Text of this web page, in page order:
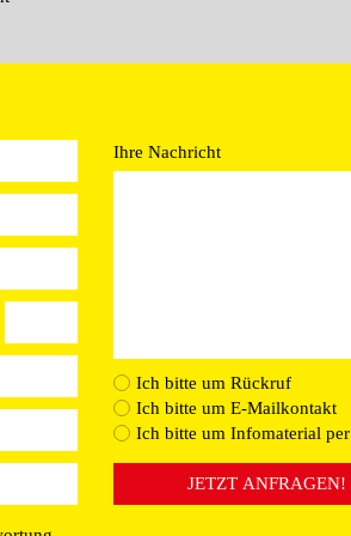
Ihre Nachricht
Ich bitte um Rückruf
Ich bitte um E-Mailkontakt
Ich bitte um Infomaterial per
JETZT ANFRAGEN!